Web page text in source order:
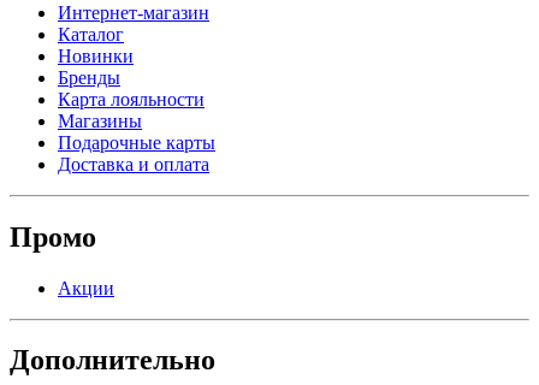
Интернет-магазин
Каталог
Новинки
Бренды
Карта лояльности
Магазины
Подарочные карты
Доставка и оплата
Промо
Акции
Дополнительно